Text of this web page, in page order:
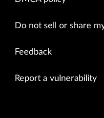
Do not sell or share
Feedback
Report a vulnerability